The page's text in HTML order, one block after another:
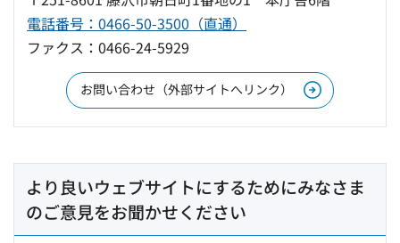
電話番号：0466-50-3500（直通）
ファクス：0466-24-5929
お問い合わせ（外部サイトへリンク）
より良いウェブサイトにするためにみなさま
のご意見をお聞かせください